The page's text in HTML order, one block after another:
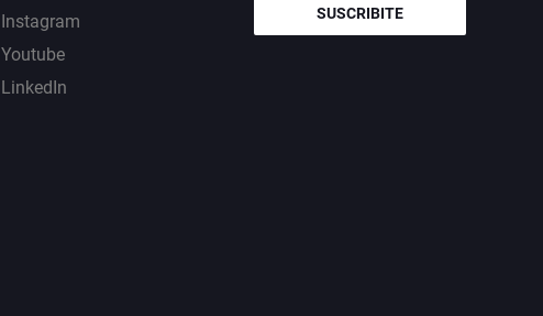
Instagram
Youtube
LinkedIn
SUSCRIBITE